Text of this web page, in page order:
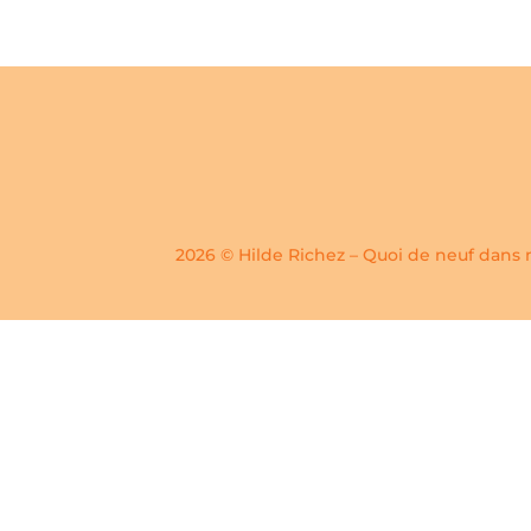
2026 © Hilde Richez – Quoi de neuf